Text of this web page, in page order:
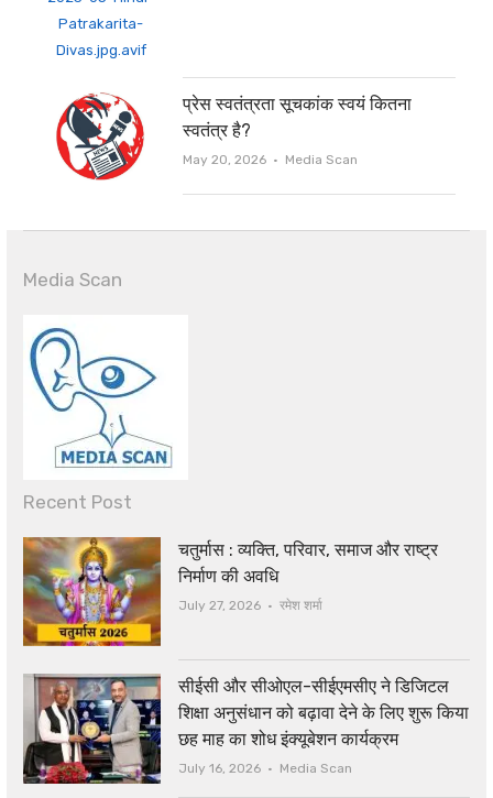
प्रेस स्वतंत्रता सूचकांक स्वयं कितना
स्वतंत्र है?
May 20, 2026 Author
Media Scan
Media Scan
Recent Post
चतुर्मास : व्यक्ति, परिवार, समाज और राष्ट्र
निर्माण की अवधि
July 27, 2026 Author
रमेश शर्मा
सीईसी और सीओएल-सीईएमसीए ने डिजिटल
शिक्षा अनुसंधान को बढ़ावा देने के लिए शुरू किया
छह माह का शोध इंक्यूबेशन कार्यक्रम
July 16, 2026 Author
Media Scan